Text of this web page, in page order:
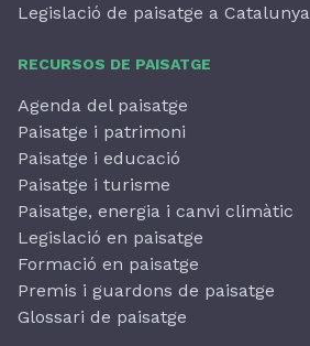
Legislació de paisatge a Catalunya
RECURSOS DE PAISATGE
Agenda del paisatge
Paisatge i patrimoni
Paisatge i educació
Paisatge i turisme
Paisatge, energia i canvi climàtic
Legislació en paisatge
Formació en paisatge
Premis i guardons de paisatge
Glossari de paisatge